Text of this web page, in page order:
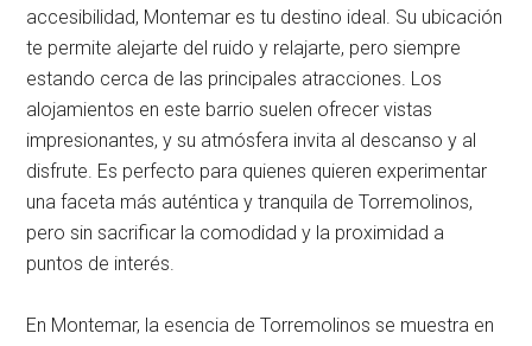
accesibilidad, Montemar es tu destino ideal. Su ubicación
te permite alejarte del ruido y relajarte, pero siempre
estando cerca de las principales atracciones. Los
alojamientos en este barrio suelen ofrecer vistas
impresionantes, y su atmósfera invita al descanso y al
disfrute. Es perfecto para quienes quieren experimentar
una faceta más auténtica y tranquila de Torremolinos,
pero sin sacrificar la comodidad y la proximidad a
puntos de interés.
En Montemar, la esencia de Torremolinos se muestra en